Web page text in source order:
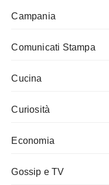
Campania
Comunicati Stampa
Cucina
Curiosità
Economia
Gossip e TV